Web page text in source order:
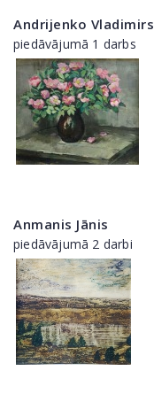
Andrijenko Vladimirs
piedāvājumā 1 darbs
Anmanis Jānis
piedāvājumā 2 darbi